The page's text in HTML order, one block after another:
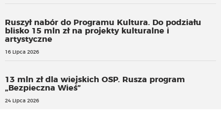
Ruszył nabór do Programu Kultura. Do podziału
blisko 15 mln zł na projekty kulturalne i
artystyczne
16 Lipca 2026
13 mln zł dla wiejskich OSP. Rusza program
„Bezpieczna Wieś”
24 Lipca 2026